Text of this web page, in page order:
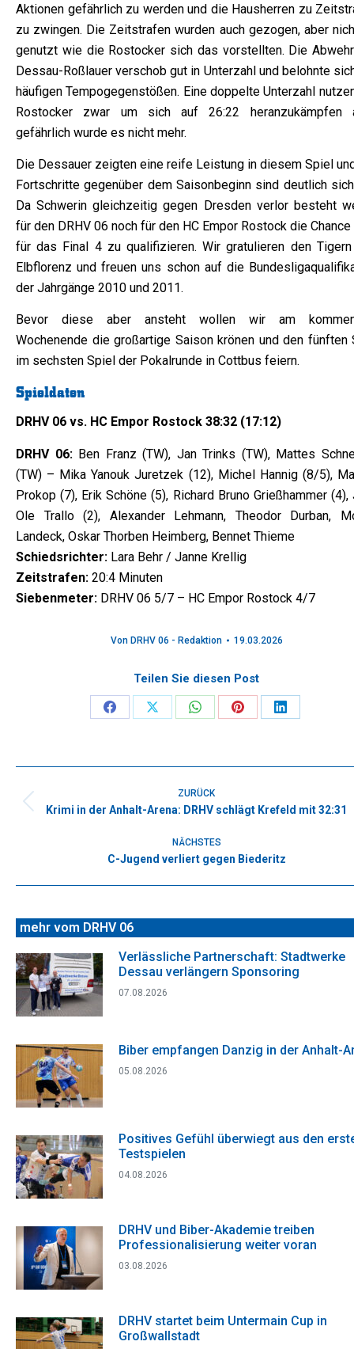
Aktionen gefährlich zu werden und die Hausherren zu
zu zwingen. Die Zeitstrafen wurden auch gezogen, aber
genutzt wie die Rostocker sich das vorstellten. Die
Dessau-Roßlauer verschob gut in Unterzahl und belohnte
häufigen Tempogegenstößen. Eine doppelte Unterzahl
Rostocker zwar um sich auf 26:22 heranzukämpfen
gefährlich wurde es nicht mehr.
Die Dessauer zeigten eine reife Leistung in diesem Spiel
Fortschritte gegenüber dem Saisonbeginn sind deutlich
Da Schwerin gleichzeitig gegen Dresden verlor besteht
für den DRHV 06 noch für den HC Empor Rostock die
für das Final 4 zu qualifizieren. Wir gratulieren den
Elbflorenz und freuen uns schon auf die
der Jahrgänge 2010 und 2011.
Bevor diese aber ansteht wollen wir am
Wochenende die großartige Saison krönen und den fünften
im sechsten Spiel der Pokalrunde in Cottbus feiern.
Spieldaten
DRHV 06 vs. HC Empor Rostock 38:32 (17:12)
DRHV 06:Ben Franz (TW), Jan Trinks (TW), Mattes
(TW) – Mika Yanouk Juretzek (12), Michel Hannig (8/5),
Prokop (7), Erik Schöne (5), Richard Bruno Grießhammer (4),
Ole Trallo (2), Alexander Lehmann, Theodor Durban,
Landeck, Oskar Thorben Heimberg, Bennet Thieme
Schiedsrichter: Lara Behr / Janne Krellig
Zeitstrafen: 20:4 Minuten
Siebenmeter: DRHV 06 5/7 – HC Empor Rostock 4/7
Von DRHV 06 - Redaktion 19.03.2026
Teilen Sie diesen Post
Share
Facebook
Share
X
Share
WhatsApp
Share
Pinterest
Share
LinkedIn
ZURÜCK
Vorheriger
Krimi in der Anhalt-Arena: DRHV schlägt Krefeld mit 32:31
NÄCHSTES
Nächster
C-Jugend verliert gegen Biederitz
mehr vom DRHV 06
Verlässliche Partnerschaft: Stadtwerke
Dessau verlängern Sponsoring
07.08.2026
Biber empfangen Danzig in der Anhalt-
05.08.2026
Positives Gefühl überwiegt aus den
Testspielen
04.08.2026
DRHV und Biber-Akademie treiben
Professionalisierung weiter voran
03.08.2026
DRHV startet beim Untermain Cup in
Großwallstadt